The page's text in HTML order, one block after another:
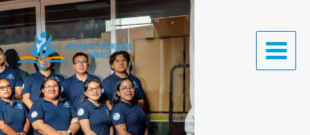
Ir
al
contenido